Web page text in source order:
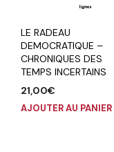
LE RADEAU
DEMOCRATIQUE –
CHRONIQUES DES
TEMPS INCERTAINS
21,00€
AJOUTER AU PANIER